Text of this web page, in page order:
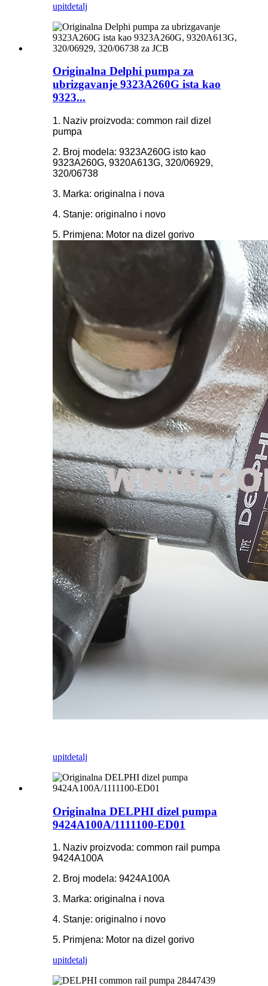
upitdetalj
Originalna Delphi pumpa za
ubrizgavanje 9323A260G ista kao
9323...
1. Naziv proizvoda: common rail dizel
pumpa
2. Broj modela: 9323A260G isto kao
9323A260G, 9320A613G, 320/06929,
320/06738
3. Marka: originalna i nova
4. Stanje: originalno i novo
5. Primjena: Motor na dizel gorivo
upitdetalj
Originalna DELPHI dizel pumpa
9424A100A/1111100-ED01
1. Naziv proizvoda: common rail pumpa
9424A100A
2. Broj modela: 9424A100A
3. Marka: originalna i nova
4. Stanje: originalno i novo
5. Primjena: Motor na dizel gorivo
upitdetalj